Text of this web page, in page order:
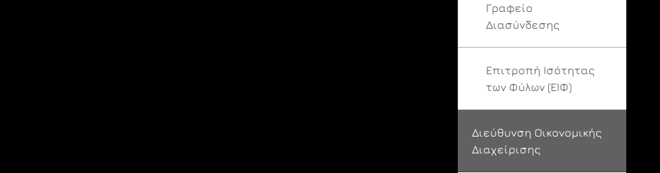
Γραφείο
Διασύνδεσης
Επιτροπή Ισότητας
των Φύλων (ΕΙΦ)
Διεύθυνση Οικονομικής
Διαχείρισης